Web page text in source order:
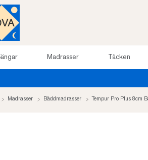
Madrasser Täcken
Madrasser Bäddmadrasser Tempur Pro Plus 8cm